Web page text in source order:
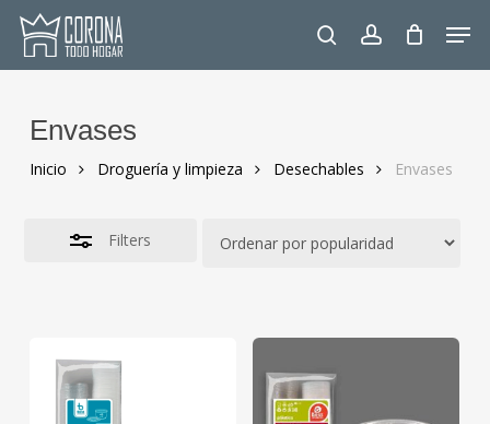
Skip
main
searchaccount
Envases
Inicio Droguería y limpieza Desechables Envases
Filters
Close
Filters